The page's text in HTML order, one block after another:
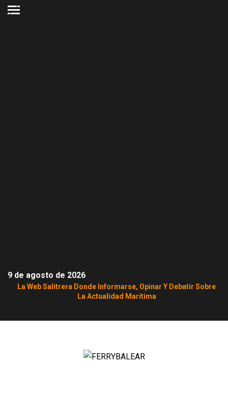
9 de agosto de 2026
La Web Salitrera Donde Informarse, Opinar Y Debatir Sobre
La Actualidad Marítima